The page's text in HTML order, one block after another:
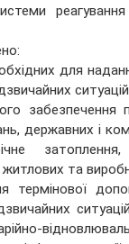
для
забезпечення
державних і
та